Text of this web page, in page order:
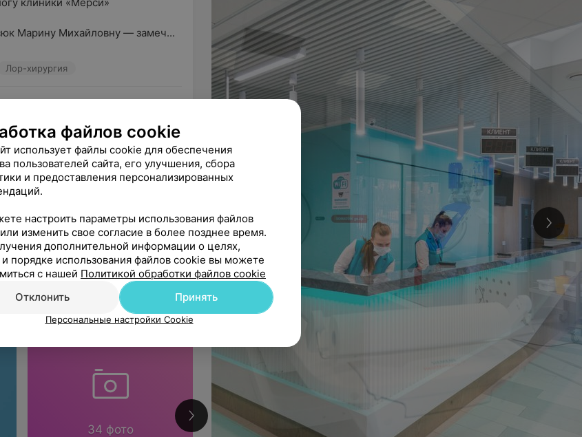
Марину Михайловну — замеч...
Лор-хирургия
Рекомендую
34 фото
433 отзыва
файлов cookie
использует файлы cookie для обеспечения
пользователей сайта, его улучшения, сбора
и предоставления персонализированных
настроить параметры использования файлов
изменить свое согласие в более позднее время.
дополнительной информации о целях,
и порядке использования файлов cookie вы можете
с нашей Политикой обработки файлов cookie
Отклонить
Принять
Персональные настройки Cookie